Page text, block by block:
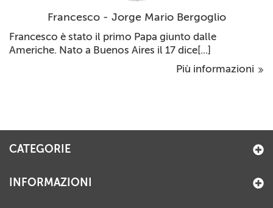
Francesco - Jorge Mario Bergoglio
Francesco è stato il primo Papa giunto dalle
Americhe. Nato a Buenos Aires il 17 dice[...]
Più informazioni
CATEGORIE
INFORMAZIONI